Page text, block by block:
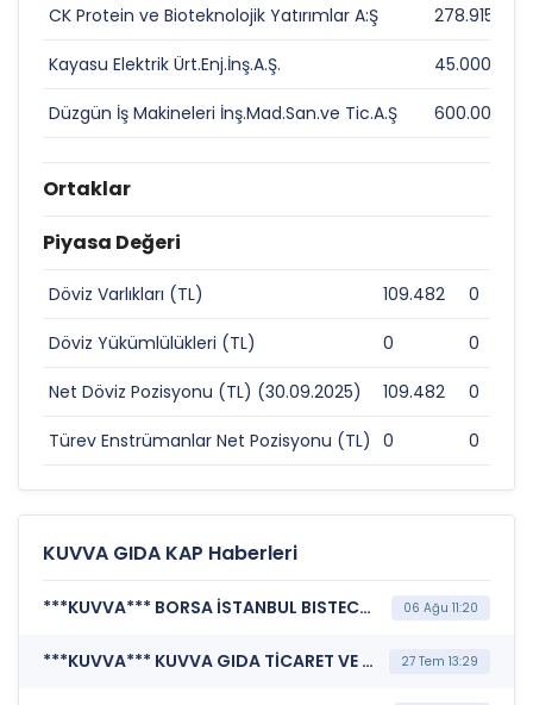
CK Protein ve Bioteknolojik Yatırımlar A:Ş 278.915.000
Kayasu Elektrik Ürt.Enj.İnş.A.Ş. 45.000.000
Düzgün İş Makineleri İnş.Mad.San.ve Tic.A.Ş
Ortaklar
Piyasa Değeri
Döviz Varlıkları (TL) 109.482 0
Döviz Yükümlülükleri (TL) 0 0
Net Döviz Pozisyonu (TL) (30.09.2025) 109.482 0
Türev Enstrümanlar Net Pozisyonu (TL) 0 0
KUVVA GIDA KAP Haberleri
***KUVVA*** BORSA İSTANBUL BISTECH DEVRE KESİCİ UYGULAMASI (Pay Bazında Devre Kesici Bildirimi) 06 Ağu 11:20
***KUVVA*** KUVVA GIDA TİCARET VE SANAYİ YATIRIMLARI A.Ş. (Kar Payı Dağıtım İşlemlerine İlişkin Bildirim) 27 Tem 13:29